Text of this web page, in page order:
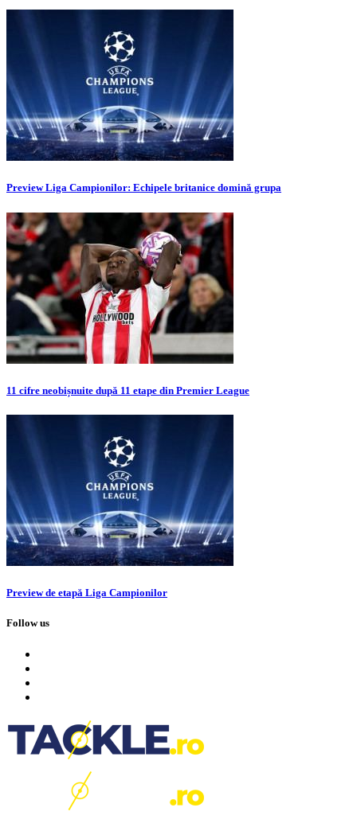
Preview Liga Campionilor: Echipele britanice domină grupa
11 cifre neobișnuite după 11 etape din Premier League
Preview de etapă Liga Campionilor
Follow us